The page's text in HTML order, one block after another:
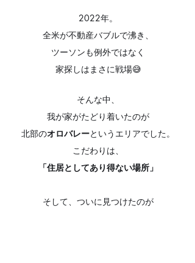
2022年。
全米が不動産バブルで沸き、
ツーソンも例外ではなく
家探しはまさに戦場😅
そんな中、
我が家がたどり着いたのが
北部のオロバレーというエリアでした。
こだわりは、
「住居としてあり得ない場所」
そして、ついに見つけたのが